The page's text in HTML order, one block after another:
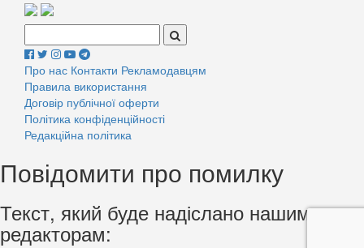
Про нас Контакти Рекламодавцям
Правила використання
Договір публічної оферти
Політика конфіденційності
Редакційна політика
Повідомити про помилку
Текст, який буде надіслано нашим
редакторам: